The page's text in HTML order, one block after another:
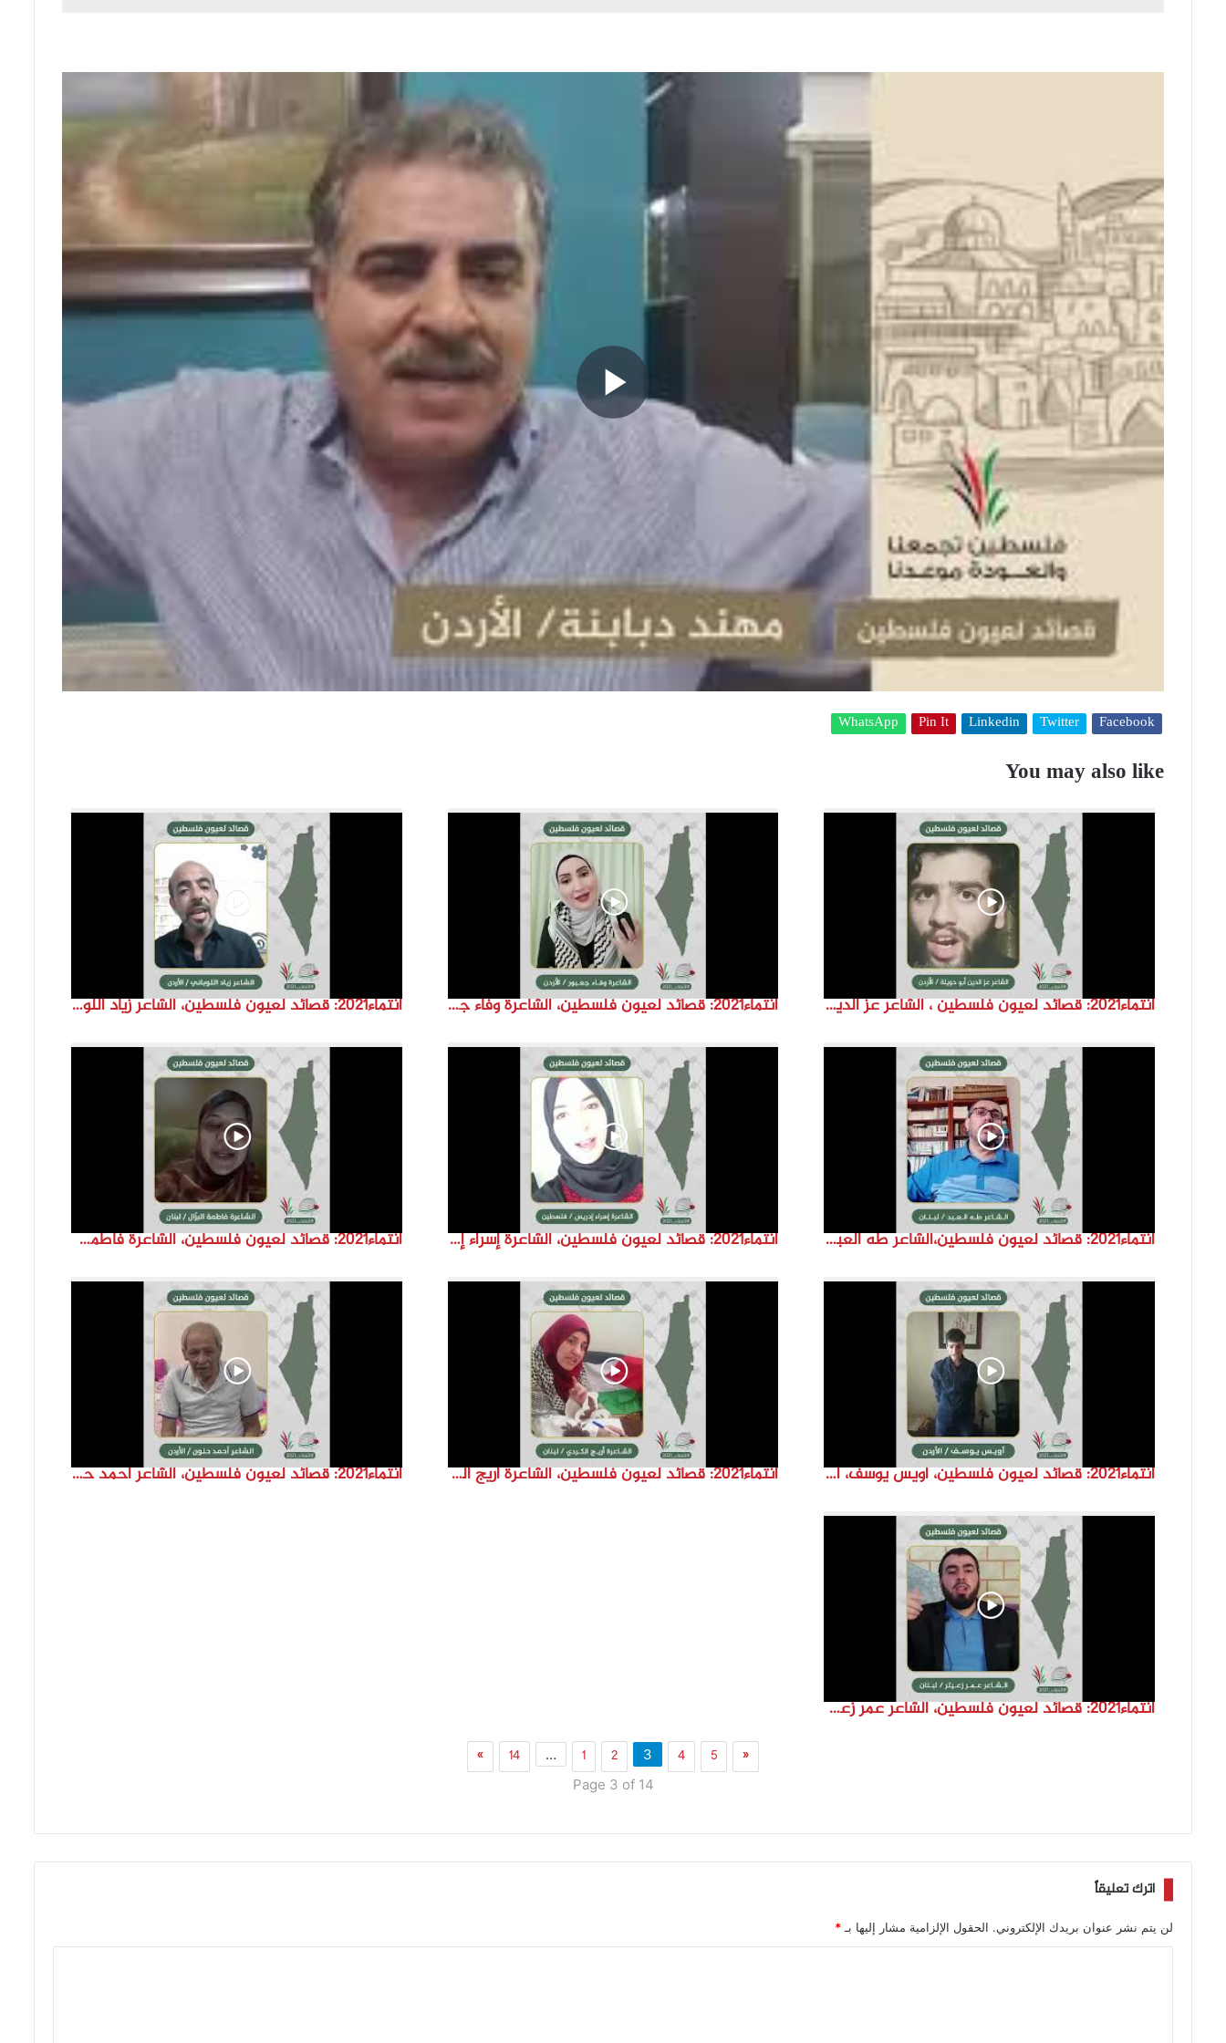
P
a
y
d
e
o
Facebook
Twitter
Linkedin
Pin It
WhatsApp
You may also like
انتماء2021: قصائد لعيون فلسطين ، الشاعر عز الدين أبو حويلة، الاردن انتماء2021: قصائد لعيون فلسطين، الشاعرة وفاء جعبور، الاردن انتماء2021: قصائد لعيون فلسطين، الشاعر زياد اللوباني، الاردن
انتماء2021: قصائد لعيون فلسطين،الشاعر طه العبد، لبنان انتماء2021: قصائد لعيون فلسطين، الشاعرة إسراء إدريس، فلسطين انتماء2021: قصائد لعيون فلسطين، الشاعرة فاطمة البزّال، لبنان
انتماء2021: قصائد لعيون فلسطين، أويس يوسف، الاردن انتماء2021: قصائد لعيون فلسطين، الشاعرة اريج الكردي، لبنان انتماء2021: قصائد لعيون فلسطين، الشاعر احمد حنون، الاردن
انتماء2021: قصائد لعيون فلسطين، الشاعر عمر زعيتر، لبنان
«
1 2 3 4 5
…
14
»
Page 3 of 14
اترك تعليقاً
لن يتم نشر عنوان بريدك الإلكتروني. الحقول الإلزامية مشار إليها بـ *